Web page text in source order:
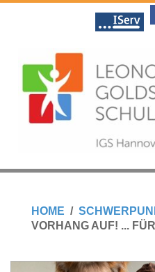
L
E
MenuHOME
VORHANG AUF! ...